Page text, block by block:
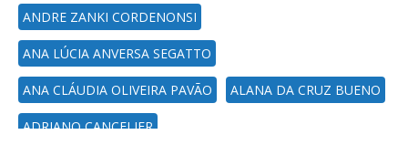
ANDRE ZANKI CORDENONSI
ANA LÚCIA ANVERSA SEGATTO
ANA CLÁUDIA OLIVEIRA PAVÃO ALANA DA CRUZ BUENO
ADRIANO CANCELIER